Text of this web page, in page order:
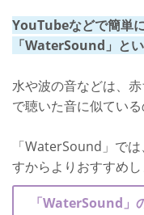
YouTubeなどで簡単
「WaterSound」と
水や波の音などは、
で聴いた音に似てい
「WaterSound」で
すからよりおすすめし
「WaterSound」